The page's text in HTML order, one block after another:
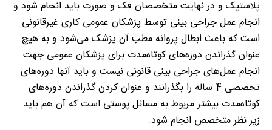
پلاستیک و در نهایت متخصصان فک و صورت باید انجام شود و
انجام عمل جراحی بینی توسط پزشکان عمومی کاری غیرقانونی
است که باعث ابطال پروانه مطب آن پزشک می‌شود و به هیچ
عنوان گذراندن دوره‌های کوتاه‌مدت برای پزشکان عمومی جهت
انجام عمل‌های جراحی بینی قانونی نیست و باید آنها دوره‌های
تخصصی 4 ساله را بگذرانند و عنوان کردن گذراندن دوره‌های
کوتاه‌مدت بیشتر مربوط به مسائل پوستی است که آن هم باید
زیر نظر متخصص انجام شود.